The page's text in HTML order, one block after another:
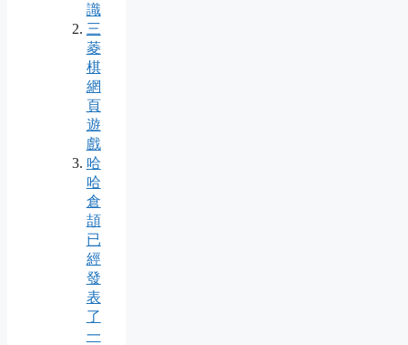
識
三
菱
棋
網
頁
遊
戲
哈
哈
倉
頡
已
經
發
表
了
一